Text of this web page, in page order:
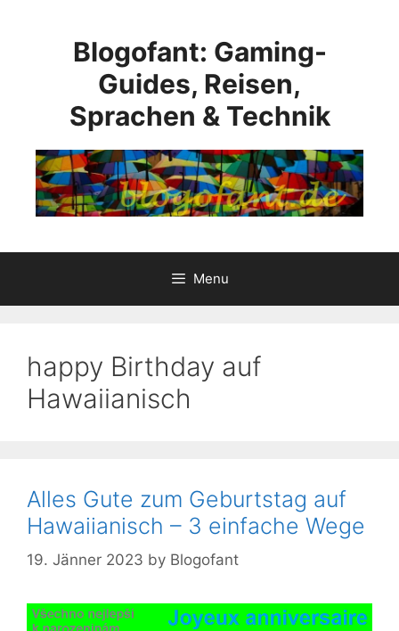
Blogofant: Gaming-
Guides, Reisen,
Sprachen & Technik
Menu
happy Birthday auf
Hawaiianisch
Alles Gute zum Geburtstag auf
Hawaiianisch – 3 einfache Wege
19. Jänner 2023 by Blogofant